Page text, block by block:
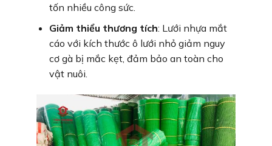
tốn nhiều công sức.
Giảm thiểu thương tích: Lưới nhựa mắt
cáo với kích thước ô lưới nhỏ giảm nguy
cơ gà bị mắc kẹt, đảm bảo an toàn cho
vật nuôi.